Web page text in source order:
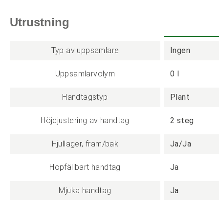
Utrustning
Typ av uppsamlare Ingen
Uppsamlarvolym 0 l
Handtagstyp Plant
Höjdjustering av handtag 2 steg
Hjullager, fram/bak Ja/Ja
Hopfällbart handtag Ja
Mjuka handtag Ja